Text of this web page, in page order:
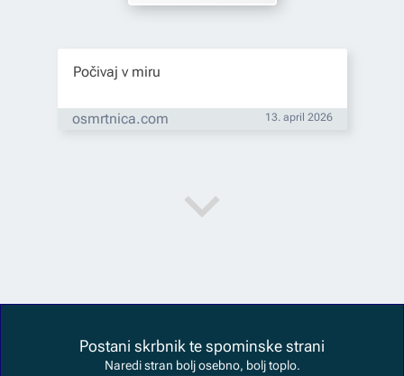
Počivaj v miru
osmrtnica.com 13. april 2026
Postani skrbnik te spominske strani
Naredi stran bolj osebno, bolj toplo.